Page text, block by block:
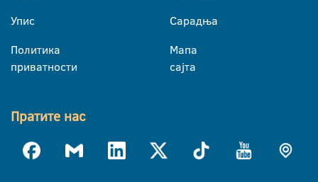
Упис
Политика
приватности
Сарадња
Мапа
сајта
Пратите нас